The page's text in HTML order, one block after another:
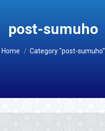
post-sumuho
You are here:
Home Category "post-sumuho"